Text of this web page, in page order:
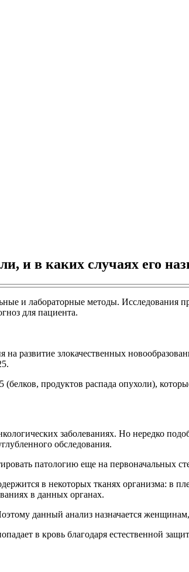
и в каких случаях его
и лабораторные методы. Исследования
для пациента.
на развитие злокачественных
продуктов распада опухоли),
заболеваниях. Но нередко
обследования.
патологию еще на первоначальных
в некоторых тканях организма: в
в данных органах.
данный анализ назначается
в кровь благодаря естественной